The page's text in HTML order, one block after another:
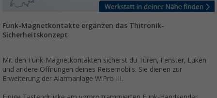
Funk-Magnetkontakte ergänzen das Thitronik-
Sicherheitskonzept
Mit den Funk-Magnetkontakten sicherst du Türen, Fenster, Luken
und andere Öffnungen deines Reisemobils. Sie dienen zur
Erweiterung der Alarmanlage WiPro III.